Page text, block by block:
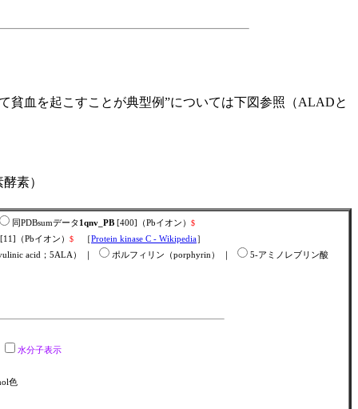
血を起こすことが典型例”については下図参照（ALADと
素）
同PDBsumデータ 1qnv_PB [400]（Pbイオン） $
[11]（Pbイオン） $ ［Protein kinase C - Wikipedia］
acid；5ALA） ｜ ポルフィリン（porphyrin） ｜
5-アミノレブリン酸
水分子表示
色